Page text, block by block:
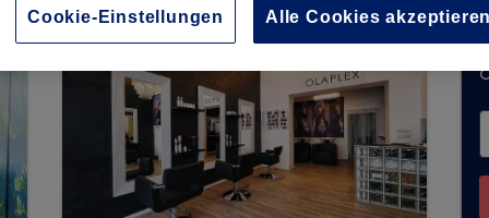
Cookie-Einstellungen Alle Cookies akzeptieren